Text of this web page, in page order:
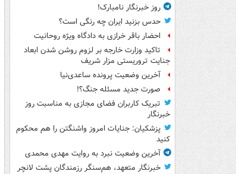
روز خبرنگار نامبارک!
حدس بزنید ایران چه رنگی است؟
احضار باقر خرازی به دادگاه ویژه روحانیت
تاکید وزارت خارجه بر لزوم روشن شدن ابعاد
جنایت تروریستی مزار شریف
آخرین وضعیت پرونده ساعدی‌نیا
صورت جدید مسئله جنگ؟!
تبریک کاربران فضای مجازی به مناسبت روز
خبرنگار
پزشکیان: جنایات امروز واشنگتن را هم محکوم
کنید
آخرین وضعیت نبرد به روایت مهدی محمدی
خبرنگار متعهد، هم‌سنگر رزمندگان پشت لانچر